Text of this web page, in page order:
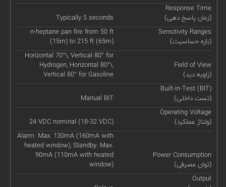
Response Time
(زمان پاسخ دهی)
Typically 5 seconds
Sensitivity Ranges
(بازه حساسیت)
n-heptane pan fire from 50 ft
(15m) to 215 ft (65m)
Field of View
(زاویه دید)
Horizontal 70°\, Vertical 80° for
Hydrogen, Horizontal 80°\,
Vertical 80° for Gasoline
Built-in-Test (BIT)
(تست داخلی)
Manual BIT
Operating Voltage
(ولتاژ عملکرد)
24 VDC nominal (18-32 VDC)
Power Consumption
(توان مصرفی)
Alarm: Max. 130mA (160mA with
heated window), Standby: Max.
90mA (110mA with heated
window)
Output